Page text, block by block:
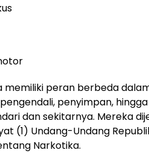
memiliki peran berbeda
penyimpan,
dan sekitarnya. Mereka
(1) Undang-Undang
Narkotika.